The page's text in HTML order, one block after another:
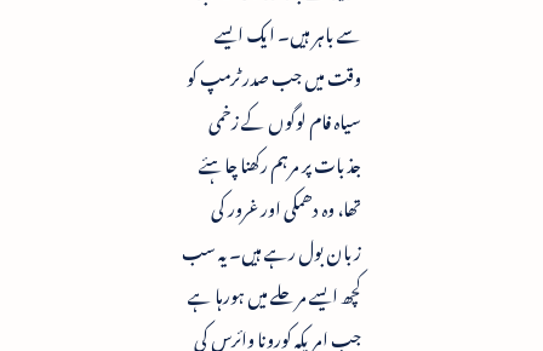
سے باہر ہیں۔ ایک ایسے
وقت میں جب صدر ٹرمپ کو
سیاہ فام لوگوں کے زخمی
جذبات پر مرہم رکھنا چاہئے
تھا، وہ دھمکی اور غرور کی
زبان بول رہے ہیں۔ یہ سب
کچھ ایسے مرحلے میں ہورہا ہے
جب امریکہ کورونا وائرس کی